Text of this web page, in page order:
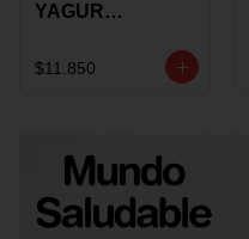
YAGUR
150ML SURTIDO
$11.850